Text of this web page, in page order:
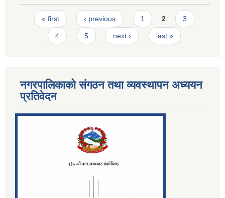
Pages
« first ‹ previous 1 2 3
4 5 next › last »
नगरपालिकाको संगठन तथा व्यवस्थापन अध्ययन
प्रतिवेदन